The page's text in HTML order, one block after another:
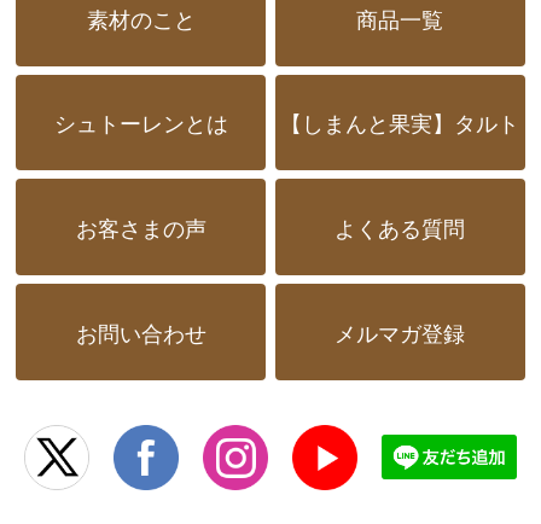
素材のこと 商品一覧
シュトーレンとは 【しまんと果実】タルト
お客さまの声 よくある質問
お問い合わせ メルマガ登録